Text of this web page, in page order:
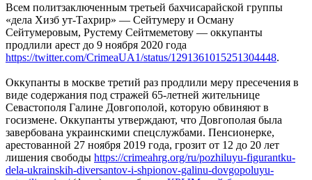
Всем политзаключенным третьей бахчисарайской группы
«дела Хизб ут-Тахрир» — Сейтумеру и Осману
Сейтумеровым, Рустему Сейтмеметову — оккупанты
продлили арест до 9 ноября 2020 года
https://twitter.com/CrimeaUA1/status/1291361015251304448.
Оккупанты в москве третий раз продлили меру пресечения в
виде содержания под стражей 65-летней жительнице
Севастополя Галине Довгополой, которую обвиняют в
госизмене. Оккупанты утверждают, что Довгополая была
завербована украинскими спецслужбами. Пенсионерке,
арестованной 27 ноября 2019 года, грозит от 12 до 20 лет
лишения свободы https://crimeahrg.org/ru/pozhiluyu-figurantku-
dela-ukrainskih-diversantov-i-shpionov-galinu-dovgopoluyu-